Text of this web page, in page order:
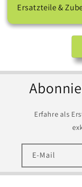
Ersatzteile &
Erfahre als
E-Mail